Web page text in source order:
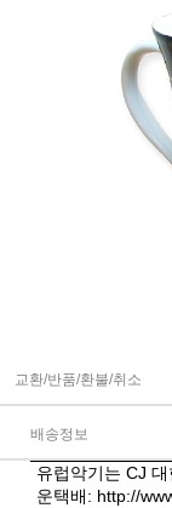
교환/반품/환불/취소
배송정보
유럽악기는 CJ
운택배: http://